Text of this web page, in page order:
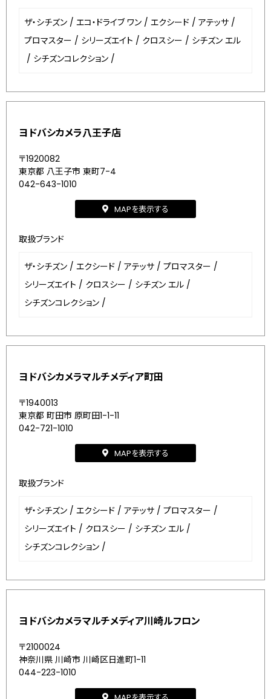
ザ・シチズン / エコ・ドライブ ワン / エクシード / アテッサ /
プロマスター / シリーズエイト / クロスシー / シチズン エル
/ シチズンコレクション /
ヨドバシカメラ八王子店
〒1920082
東京都 八王子市 東町7-4
042-643-1010
MAPを表示する
取扱ブランド
ザ・シチズン / エクシード / アテッサ / プロマスター /
シリーズエイト / クロスシー / シチズン エル /
シチズンコレクション /
ヨドバシカメラマルチメディア町田
〒1940013
東京都 町田市 原町田1-1-11
042-721-1010
MAPを表示する
取扱ブランド
ザ・シチズン / エクシード / アテッサ / プロマスター /
シリーズエイト / クロスシー / シチズン エル /
シチズンコレクション /
ヨドバシカメラマルチメディア川崎ルフロン
〒2100024
神奈川県 川崎市 川崎区日進町1-11
044-223-1010